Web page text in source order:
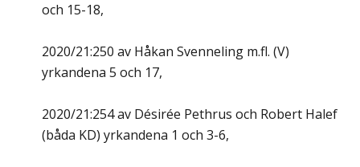
och 15-18,
2020/21:250 av Håkan Svenneling m.fl. (V)
yrkandena 5 och 17,
2020/21:254 av Désirée Pethrus och Robert Halef
(båda KD) yrkandena 1 och 3-6,